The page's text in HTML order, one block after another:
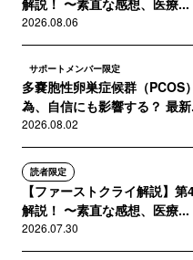
解説！ 〜素直な感想、医療...
2026.08.06
サポートメンバー限定
多嚢胞性卵巣症候群（PCOS
為、自信にも影響する？ 最
2026.08.02
読者限定
【ファーストクライ解説】
解説！ 〜素直な感想、医療...
2026.07.30